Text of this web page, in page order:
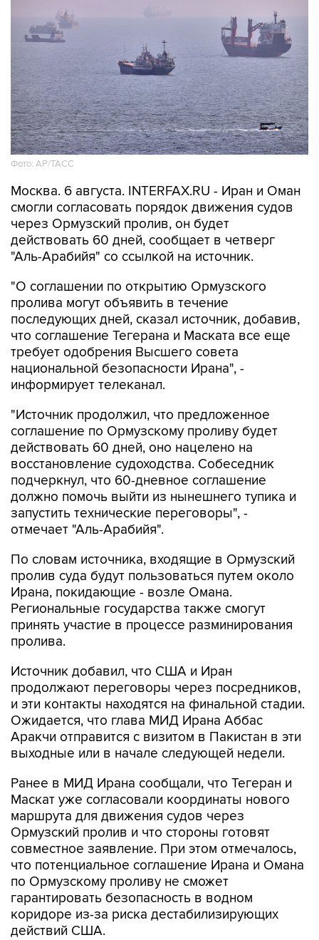
Фото: AP/ТАСС
Москва. 6 августа. INTERFAX.RU - Иран и Оман
смогли согласовать порядок движения судов
через Ормузский пролив, он будет
действовать 60 дней, сообщает в четверг
"Аль-Арабийя" со ссылкой на источник.
"О соглашении по открытию Ормузского
пролива могут объявить в течение
последующих дней, сказал источник, добавив,
что соглашение Тегерана и Маската все еще
требует одобрения Высшего совета
национальной безопасности Ирана", -
информирует телеканал.
"Источник продолжил, что предложенное
соглашение по Ормузскому проливу будет
действовать 60 дней, оно нацелено на
восстановление судоходства. Собеседник
подчеркнул, что 60-дневное соглашение
должно помочь выйти из нынешнего тупика и
запустить технические переговоры", -
отмечает "Аль-Арабийя".
По словам источника, входящие в Ормузский
пролив суда будут пользоваться путем около
Ирана, покидающие - возле Омана.
Региональные государства также смогут
принять участие в процессе разминирования
пролива.
Источник добавил, что США и Иран
продолжают переговоры через посредников,
и эти контакты находятся на финальной стадии.
Ожидается, что глава МИД Ирана Аббас
Аракчи отправится с визитом в Пакистан в эти
выходные или в начале следующей недели.
Ранее в МИД Ирана сообщали, что Тегеран и
Маскат уже согласовали координаты нового
маршрута для движения судов через
Ормузский пролив и что стороны готовят
совместное заявление. При этом отмечалось,
что потенциальное соглашение Ирана и Омана
по Ормузскому проливу не сможет
гарантировать безопасность в водном
коридоре из-за риска дестабилизирующих
действий США.